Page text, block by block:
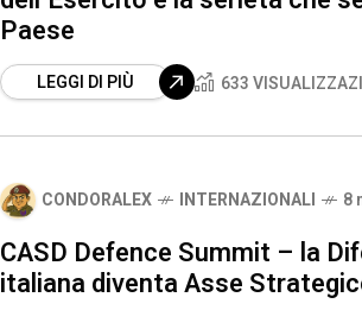
Paese
LEGGI DI PIÙ 633
CONDORALEX INTERNAZIONALI 8
CASD Defence Summit – la
italiana diventa Asse